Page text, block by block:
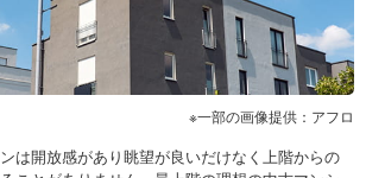
一部の画像提供：アフロ
は開放感があり眺望が良いだけなく上階からの